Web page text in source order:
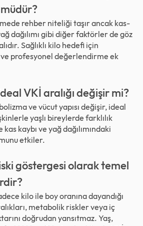
rehber niteliği taşır ancak kas-
dağılımı gibi diğer faktörler de göz
Sağlıklı kilo hedefi için
profesyonel değerlendirme ek
VKİ aralığı değişir mi?
ve vücut yapısı değişir, ideal
yaşlı bireylerde farklılık
kaybı ve yağ dağılımındaki
etkiler.
göstergesi olarak temel
kilo ile boy oranına dayandığı
metabolik riskler veya iç
doğrudan yansıtmaz. Yaş,